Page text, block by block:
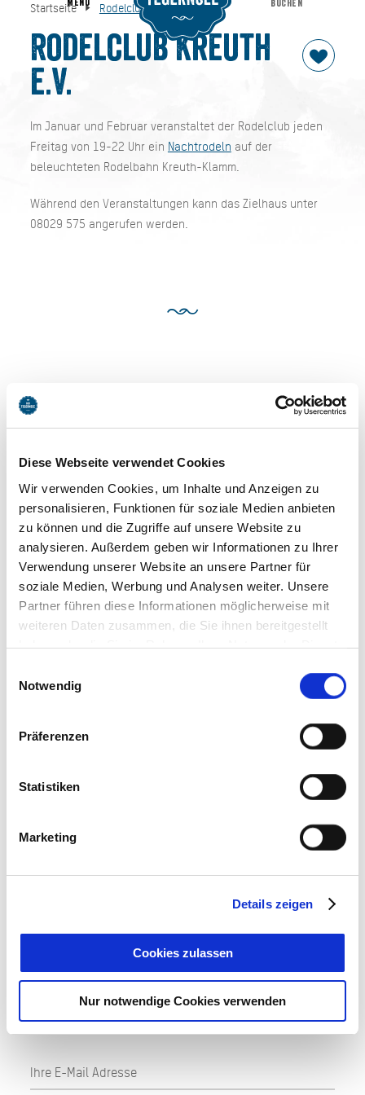
Diese Webseite verwendet Cookies
Wir verwenden Cookies, um Inhalte und Anzeigen zu
personalisieren, Funktionen für soziale Medien anbieten
zu können und die Zugriffe auf unsere Website zu
analysieren. Außerdem geben wir Informationen zu Ihrer
Verwendung unserer Website an unsere Partner für
soziale Medien, Werbung und Analysen weiter. Unsere
Partner führen diese Informationen möglicherweise mit
weiteren Daten zusammen, die Sie ihnen bereitgestellt
haben oder die Sie im Rahmen Ihrer Nutzung der Dienste
Cookies, wenn Sie unsere Webseite weiterhin nutzen.
Notwendig
Präferenzen
Statistiken
Marketing
Details zeigen
Cookies zulassen
Nur notwendige Cookies verwenden
Startseite Rodelclub Kreuth e.V.
Rodelclub Kreuth
e.V.
Im Januar und Februar veranstaltet der Rodelclub jeden
Freitag von 19-22 Uhr ein Nachtrodeln auf der
beleuchteten Rodelbahn Kreuth-Klamm.
Während den Veranstaltungen kann das Zielhaus unter
08029 575 angerufen werden.
Rodelclub Kreuth e.V.
83708 Kreuth
zur Homepage
AUF DEM LAUFENDEN
BLEIBEN
Startseite Rodelclub Kreuth e.V.
MENU BUCHEN